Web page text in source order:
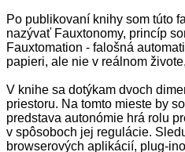
Po publikovaní knihy som túto
nazývať Fauxtonomy, princíp
Fauxtomation - falošná
papieri, ale nie v reálnom
V knihe sa dotýkam dvoch
priestoru. Na tomto mieste by
predstava autonómie hrá rolu
v spôsoboch jej regulácie.
browserových aplikácií, plug-